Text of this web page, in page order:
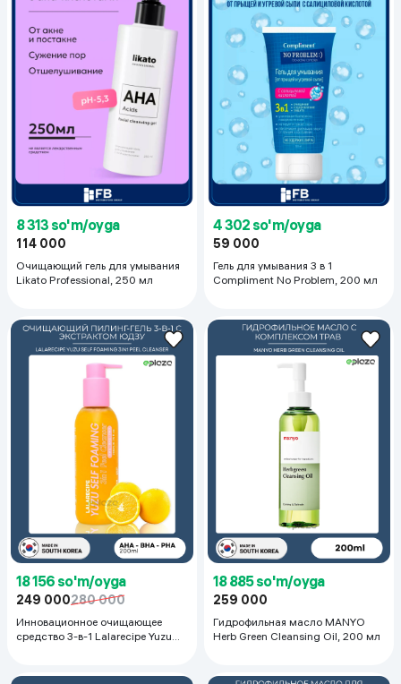
8 313 so'm/oyga
114 000
Очищающий гель для умывания
Likato Professional, 250 мл
4 302 so'm/oyga
59 000
Гель для умывания 3 в 1
Compliment No Problem, 200 мл
18 156 so'm/oyga
249 000280 000
Инновационное очищающее
средство 3-в-1 Lalarecipe Yuzu
18 885 so'm/oyga
259 000
Гидрофильная масло MANYO
Herb Green Cleansing Oil, 200 мл